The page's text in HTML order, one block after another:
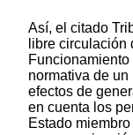
Así, el citado
libre circulación
normativa de
efectos de
en cuenta los
Estado